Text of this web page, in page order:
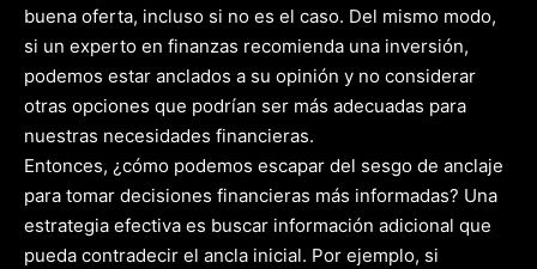
buena oferta, incluso si no es el caso. Del mismo modo,
si un experto en finanzas recomienda una inversión,
podemos estar anclados a su opinión y no considerar
otras opciones que podrían ser más adecuadas para
nuestras necesidades financieras.
Entonces, ¿cómo podemos escapar del sesgo de anclaje
para tomar decisiones financieras más informadas? Una
estrategia efectiva es buscar información adicional que
pueda contradecir el ancla inicial. Por ejemplo, si